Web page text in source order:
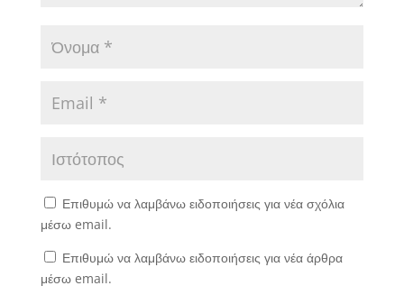
Επιθυμώ να λαμβάνω ειδοποιήσεις για νέα σχόλια
μέσω email.
Επιθυμώ να λαμβάνω ειδοποιήσεις για νέα άρθρα
μέσω email.